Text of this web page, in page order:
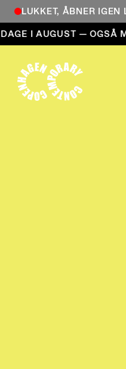
LUKKET, ÅBNER IGEN
Åbent alle dage i
I AUGUST — OGSÅ